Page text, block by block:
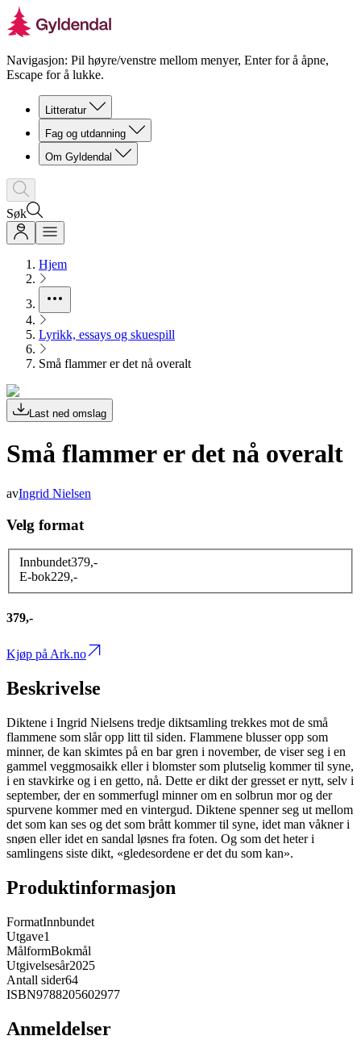
Navigasjon: Pil høyre/venstre mellom menyer, Enter for å åpne,
Escape for å lukke.
Litteratur
Fag og utdanning
Om Gyldendal
Søk
Hjem
Lyrikk, essays og skuespill
Små flammer er det nå overalt
Last ned omslag
Små flammer er det nå overalt
avIngrid Nielsen
Velg format
Innbundet379,-
E-bok229,-
379,-
Kjøp på Ark.no
Beskrivelse
Diktene i Ingrid Nielsens tredje diktsamling trekkes mot de små
flammene som slår opp litt til siden. Flammene blusser opp som
minner, de kan skimtes på en bar gren i november, de viser seg i en
gammel veggmosaikk eller i blomster som plutselig kommer til syne,
i en stavkirke og i en getto, nå. Dette er dikt der gresset er nytt, selv i
september, der en sommerfugl minner om en solbrun mor og der
spurvene kommer med en vintergud. Diktene spenner seg ut mellom
det som kan ses og det som brått kommer til syne, idet man våkner i
snøen eller idet en sandal løsnes fra foten. Og som det heter i
samlingens siste dikt, «gledesordene er det du som kan».
Produktinformasjon
FormatInnbundet
Utgave1
MålformBokmål
Utgivelsesår2025
Antall sider64
ISBN9788205602977
Anmeldelser